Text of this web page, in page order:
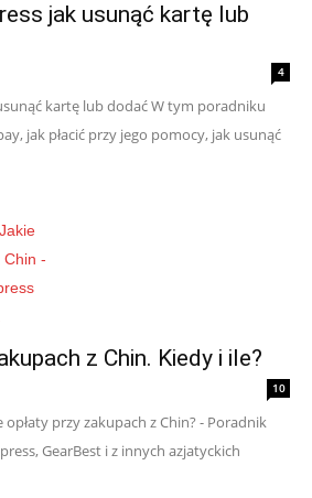
jak usunąć kartę lub
4
kartę lub dodać W tym poradniku
jak płacić przy jego pomocy, jak usunąć
z Chin. Kiedy i ile?
10
opłaty przy zakupach z Chin? - Poradnik
GearBest i z innych azjatyckich